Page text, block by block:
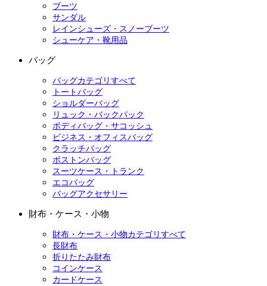
ブーツ
サンダル
レインシューズ・スノーブーツ
シューケア・靴用品
バッグ
バッグカテゴリすべて
トートバッグ
ショルダーバッグ
リュック・バックパック
ボディバッグ・サコッシュ
ビジネス・オフィスバッグ
クラッチバッグ
ボストンバッグ
スーツケース・トランク
エコバッグ
バッグアクセサリー
財布・ケース・小物
財布・ケース・小物カテゴリすべて
長財布
折りたたみ財布
コインケース
カードケース